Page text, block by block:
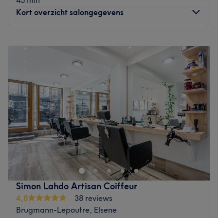
Go to venue
Kort overzicht salongegevens
18:00
12:00
18:00
Donderdag
18:00
Vrijdag
12:00–18:00
Zaterdag
12:00 –17:00
Zondag
Gesloten
Maison La Noche by Lucho est un barbershop situé à
Saint-Josse-ten-Noode. Ambiance conviviale, cadre
chaleureux et bonne humeur n'attendent plus que vous.
C'est Luiz qui vous reçoit avec le sourire et met à votre
service tout son savoir-faire. Pour une coupe de cheveux,
un entretien de la barbe, une coloration ou tout
simplement un changement de look, Maison La Noche by
Lucho est l'adresse idéale !
Simon Lahdo Artisan Coiffeur
4,8
38 reviews
Brugmann-Lepoutre, Elsene